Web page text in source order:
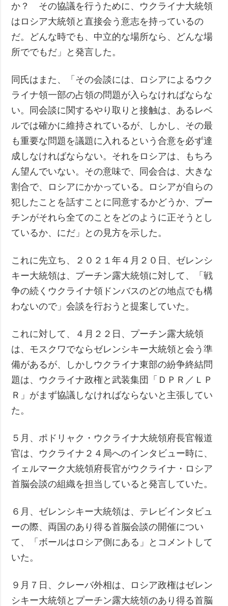
か？ その協議を行うために、ウクライナ大統領
はロシア大統領と直接会う意志を持っているの
だ。どんな時でも、中立的な場所なら、どんな場
所ででもだ」と発言した。
同氏はまた、「その会談には、ロシアによるウク
ライナ領一部の占領の問題が入らなければならな
い。同会談に関するやり取りと接触は、あるレベ
ルでは確かに維持されているが、しかし、その最
も重要な問題を議題に入れるという合意を必ず達
成しなければならない。それをロシアは、もちろ
ん望んでいない。その意味で、同会合は、大きな
割合で、ロシアにかかっている。ロシアが自らの
犯したことを話すことに同意するかどうか、プー
チンがそれら全てのことをどのように正そうとし
ているか、にだ」との見方を示した。
これに先立ち、２０２１年４月２０日、ゼレンシ
キー大統領は、プーチン露大統領に対して、「戦
争の続くウクライナ領ドンバスのどの地点でも構
わないので」会談を行おうと提案していた。
これに対して、４月２２日、プーチン露大統領
は、モスクワでならゼレンシキー大統領と会う準
備があるが、しかしウクライナ東部の紛争終結問
題は、ウクライナ政権と武装集団「ＤＰＲ／ＬＰ
Ｒ」がまず協議しなければならないと主張してい
た。
５月、ポドリャク・ウクライナ大統領府長官報道
官は、ウクライナ２４局へのインタビュー時に、
イェルマーク大統領府長官がウクライナ・ロシア
首脳会談の組織を担当していると発言していた。
６月、ゼレンシキー大統領は、テレビインタビュ
ーの際、両国のあり得る首脳会談の開催につい
て、「ボールはロシア側にある」とコメントして
いた。
９月７日、クレーバ外相は、ロシア政権はゼレン
シキー大統領とプーチン露大統領のあり得る首脳